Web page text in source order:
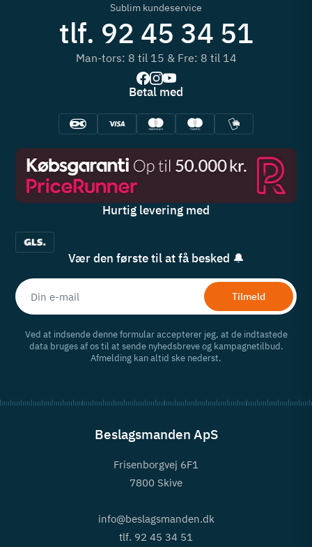
Sublim kundeservice
tlf. 92 45 34 51
Man-tors: 8 til 15 & Fre: 8 til 14
Betal med
Hurtig levering med
Vær den første til at få besked 🔔
Tilmeld
Ved at indsende denne formular accepterer jeg, at de indtastede
data bruges af os til at sende nyhedsbreve og kampagnetilbud.
Afmelding kan altid ske nederst.
Beslagsmanden ApS
Frisenborgvej 6F1
7800 Skive
info@beslagsmanden.dk
tlf. 92 45 34 51